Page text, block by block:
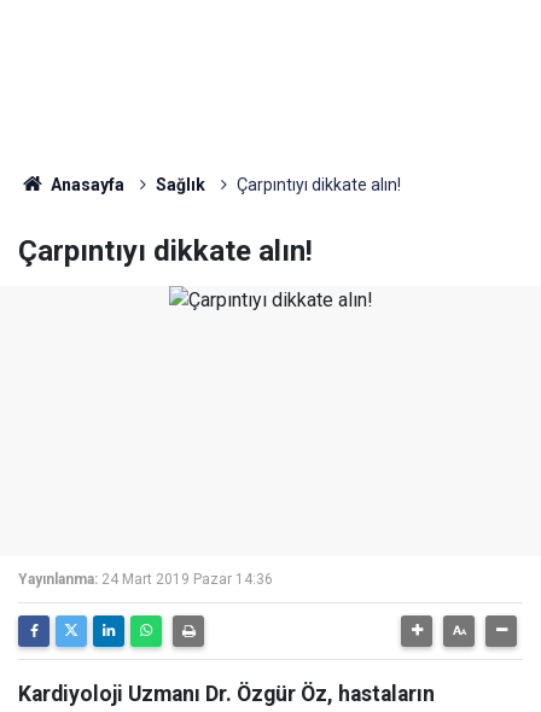
Anasayfa Sağlık Çarpıntıyı dikkate alın!
Çarpıntıyı dikkate alın!
Yayınlanma: 24 Mart 2019 Pazar 14:36
Kardiyoloji Uzmanı Dr. Özgür Öz, hastaların